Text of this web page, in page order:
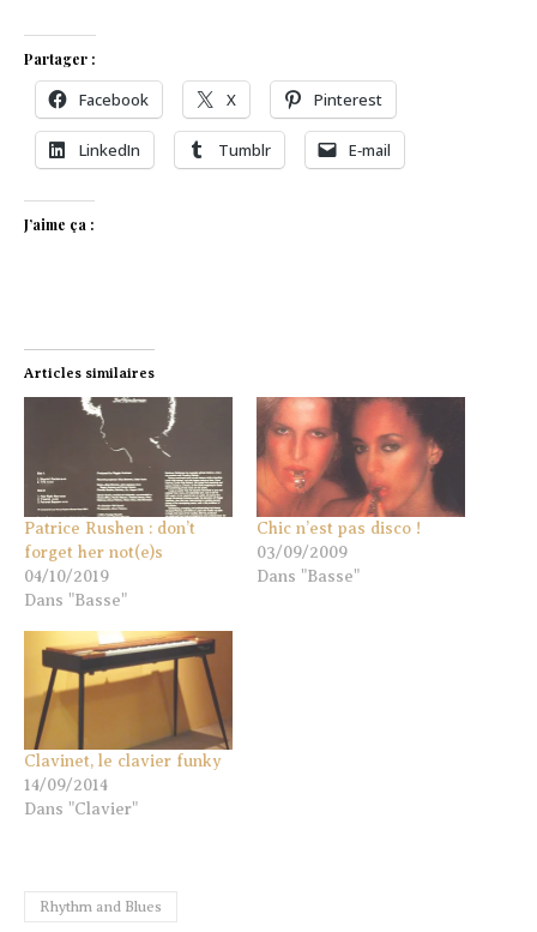
Partager :
Face­book X Pin­te­rest
Lin­ke­dIn Tum­blr E‑mail
J’aime ça :
Articles similaires
Patrice Rushen : don’t
forget her not(e)s
04/10/2019
Dans "Basse"
Chic n’est pas disco !
03/09/2009
Dans "Basse"
Clavinet, le clavier funky
14/09/2014
Dans "Clavier"
Rhythm and Blues